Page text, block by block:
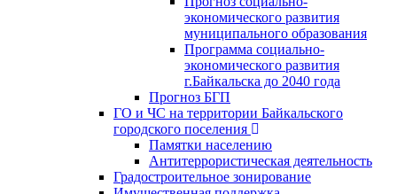
экономического развития
муниципального образования
Программа социально-
экономического развития
г.Байкальска до 2040 года
Прогноз БГП
ГО и ЧС на территории Байкальского
городского поселения
Памятки населению
Антитеррористическая деятельность
Градостроительное зонирование